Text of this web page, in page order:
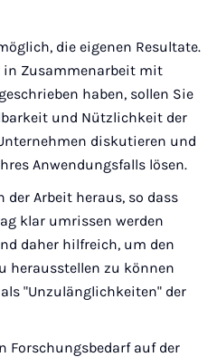
die eigenen Resultate.
in Zusammenarbeit mit
haben, sollen Sie
und Nützlichkeit der
diskutieren und
Anwendungsfalls lösen.
Arbeit heraus, so dass
klar umrissen werden
daher hilfreich, um den
herausstellen zu können
"Unzulänglichkeiten" der
Forschungsbedarf auf der